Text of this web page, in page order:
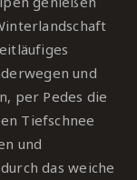
und
per Pedes die
Tiefschnee
und
das weiche